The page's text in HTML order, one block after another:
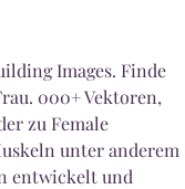
Images. Finde
000+ Vektoren,
zu Female
unter anderem
entwickelt und